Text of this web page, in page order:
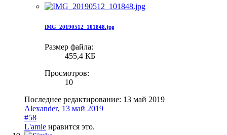
IMG_20190512_101848.jpg
Размер файла:
455,4 КБ
Просмотров:
10
Последнее редактирование: 13 май 2019
Alexander, 13 май 2019
#58
L'amie нравится это.